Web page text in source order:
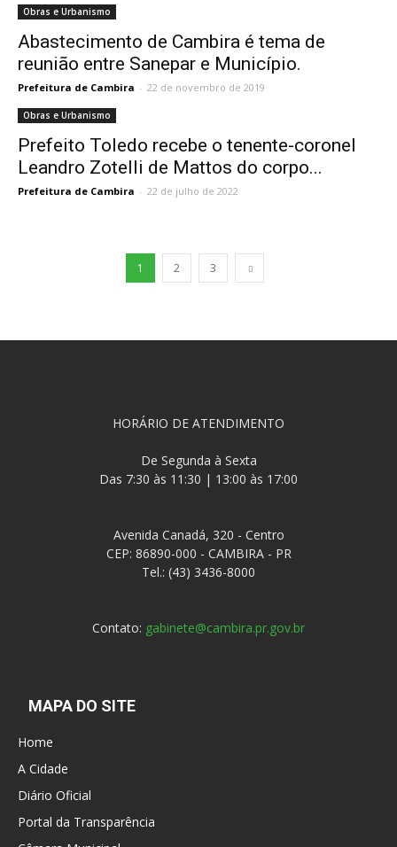
Obras e Urbanismo
Abastecimento de Cambira é tema de
reunião entre Sanepar e Município.
Prefeitura de Cambira - 22 de novembro de 2019
Obras e Urbanismo
Prefeito Toledo recebe o tenente-coronel
Leandro Zotelli de Mattos do corpo...
Prefeitura de Cambira - 22 de julho de 2022
1 2 3
HORÁRIO DE ATENDIMENTO
De Segunda à Sexta
Das 7:30 às 11:30 | 13:00 às 17:00
Avenida Canadá, 320 - Centro
CEP: 86890-000 - CAMBIRA - PR
Tel.: (43) 3436-8000
Contato: gabinete@cambira.pr.gov.br
MAPA DO SITE
Home
A Cidade
Diário Oficial
Portal da Transparência